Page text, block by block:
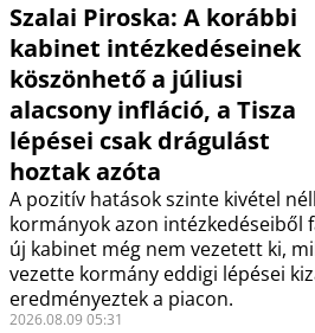
Szalai Piroska: A korábbi
kabinet intézkedéseinek
köszönhető a júliusi
alacsony infláció, a Tisza
lépései csak drágulást
hoztak azóta
A pozitív hatások szinte kivétel
kormányok azon intézkedéseiből
új kabinet még nem vezetett ki,
vezette kormány eddigi lépései
eredményeztek a piacon.
2026.08.09 05:31